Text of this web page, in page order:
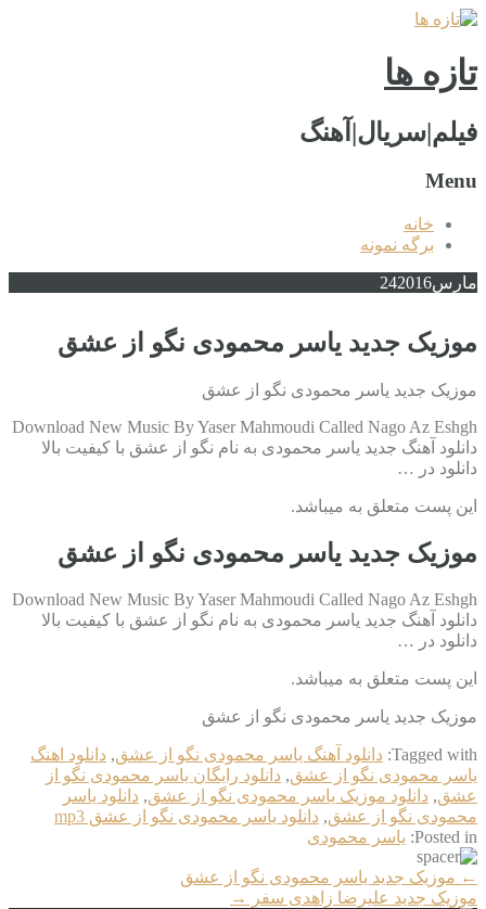
تازه ها
فیلم|سریال|آهنگ
Menu
خانه
برگه نمونه
مارس 242016
موزیک جدید یاسر محمودی نگو از عشق
موزیک جدید یاسر محمودی نگو از عشق
Download New Music By Yaser Mahmoudi Called Nago Az Eshgh
دانلود آهنگ جدید یاسر محمودی به نام نگو از عشق با کیفیت بالا
دانلود در …
این پست متعلق به میباشد.
موزیک جدید یاسر محمودی نگو از عشق
Download New Music By Yaser Mahmoudi Called Nago Az Eshgh
دانلود آهنگ جدید یاسر محمودی به نام نگو از عشق با کیفیت بالا
دانلود در …
این پست متعلق به میباشد.
موزیک جدید یاسر محمودی نگو از عشق
Tagged with: دانلود آهنگ یاسر محمودی نگو از عشق, دانلود اهنگ
یاسر محمودی نگو از عشق, دانلود رایگان یاسر محمودی نگو از
عشق, دانلود موزیک یاسر محمودی نگو از عشق, دانلود یاسر
محمودی نگو از عشق, دانلود یاسر محمودی نگو از عشق mp3
Posted in: یاسر محمودی
More
Articles
← موزیک جدید یاسر محمودی نگو از عشق
موزیک جدید علیرضا زاهدی سفر
→